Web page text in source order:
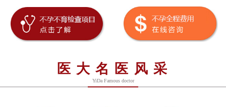
医大名医风采
YiDa Famous doctor